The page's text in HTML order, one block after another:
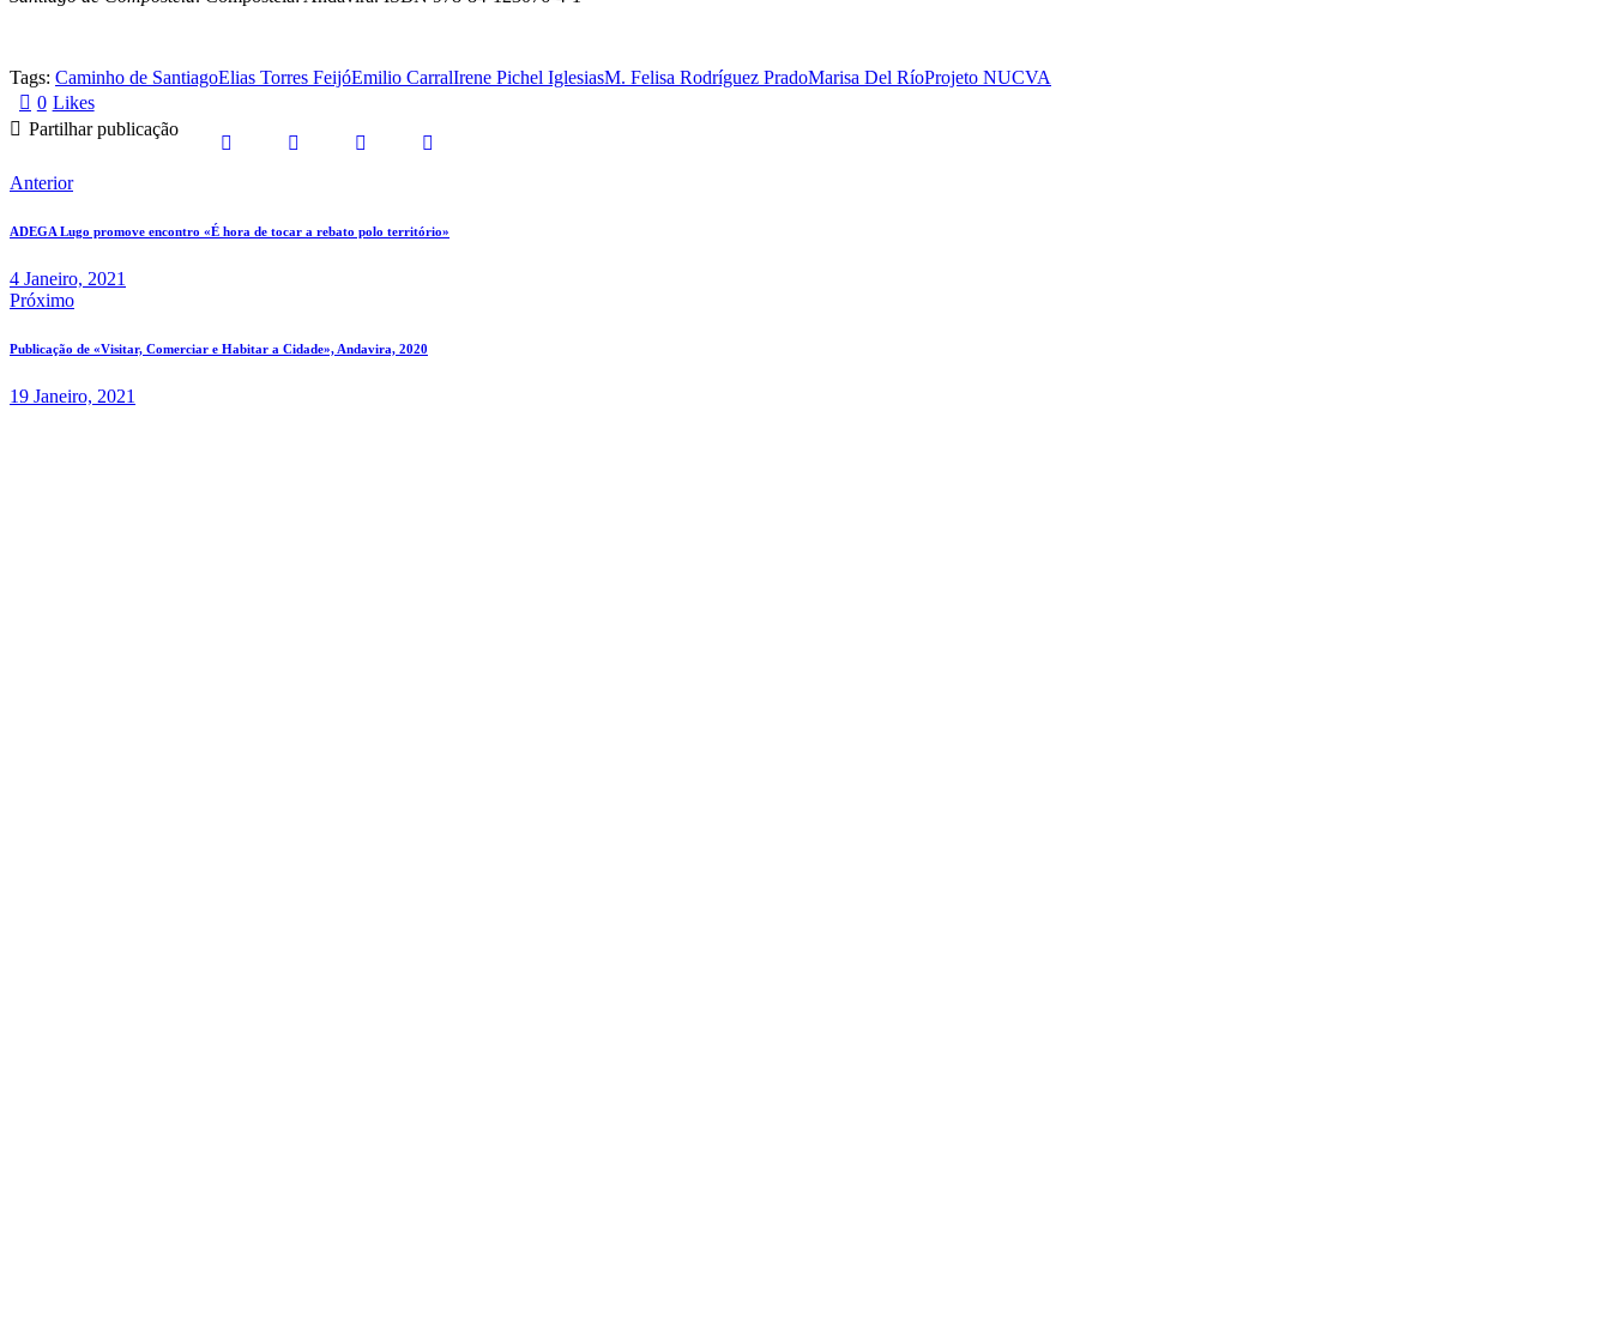
Tags: Caminho de SantiagoElias Torres FeijóEmilio CarralIrene Pichel IglesiasM. Felisa Rodríguez PradoMarisa Del RíoProjeto NUCVA
0 Likes
Partilhar publicação
Anterior
ADEGA Lugo promove encontro «É hora de tocar a rebato polo território»
4 Janeiro, 2021
Próximo
Publicação de «Visitar, Comerciar e Habitar a Cidade», Andavira, 2020
19 Janeiro, 2021